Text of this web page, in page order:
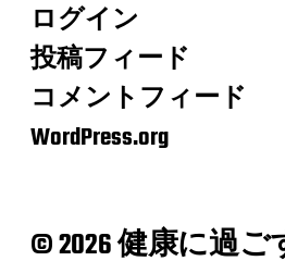
ログイン
投稿フィード
コメントフィード
WordPress.org
© 2026 健康に過